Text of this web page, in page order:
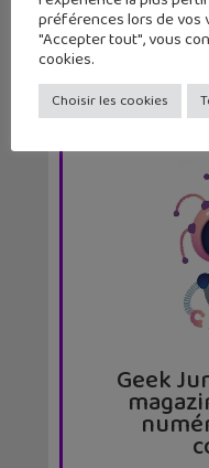
LE MAG
11
par
Geek
préférences lors de vos
"Accepter tout", vous
cookies.
Choisir les cookies